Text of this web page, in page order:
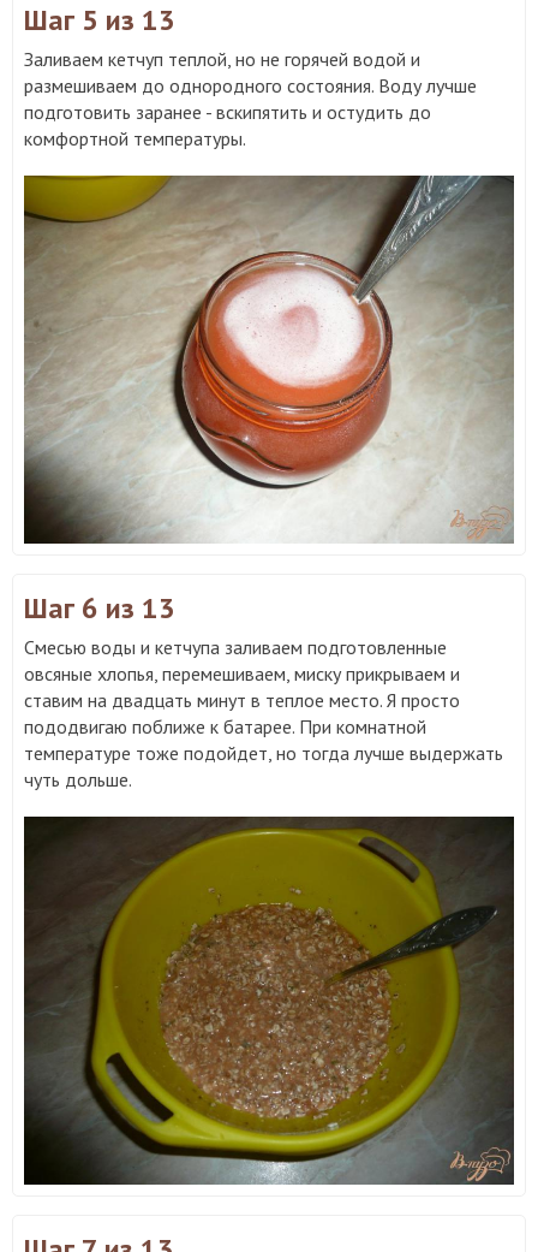
Шаг 5 из 13
Заливаем кетчуп теплой, но не горячей водой и
размешиваем до однородного состояния. Воду лучше
подготовить заранее - вскипятить и остудить до
комфортной температуры.
Шаг 6 из 13
Смесью воды и кетчупа заливаем подготовленные
овсяные хлопья, перемешиваем, миску прикрываем и
ставим на двадцать минут в теплое место. Я просто
пододвигаю поближе к батарее. При комнатной
температуре тоже подойдет, но тогда лучше выдержать
чуть дольше.